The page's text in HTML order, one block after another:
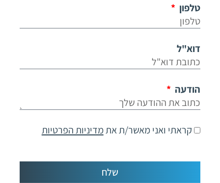
טלפון
דוא"ל
הודעה
קראתי ואני מאשר/ת אתמדיניות הפרטיות
שלח